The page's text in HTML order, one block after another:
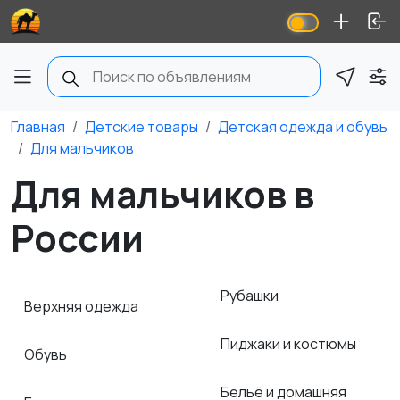
Главная Детские товары
Детская одежда и обувь
Для мальчиков
Для мальчиков в
России
Верхняя одежда
Обувь
Рубашки
Пиджаки и костюмы
Бельё и домашняя